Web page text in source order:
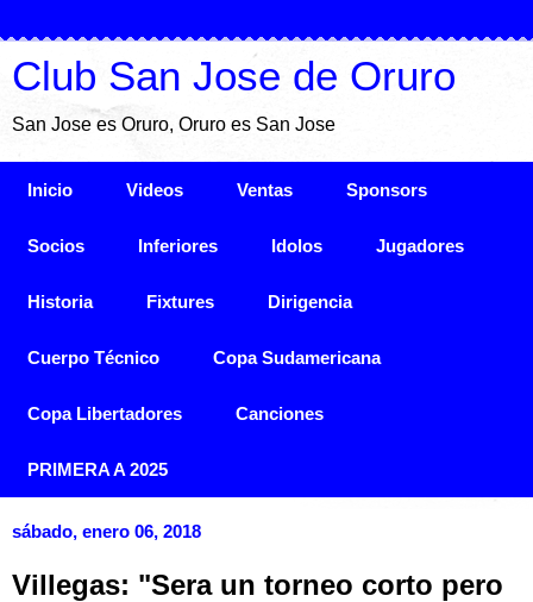
Club San Jose de Oruro
San Jose es Oruro, Oruro es San Jose
Inicio Videos Ventas Sponsors
Socios Inferiores Idolos Jugadores
Historia Fixtures Dirigencia
Cuerpo Técnico Copa Sudamericana
Copa Libertadores Canciones
PRIMERA A 2025
sábado, enero 06, 2018
Villegas: "Sera un torneo corto pero